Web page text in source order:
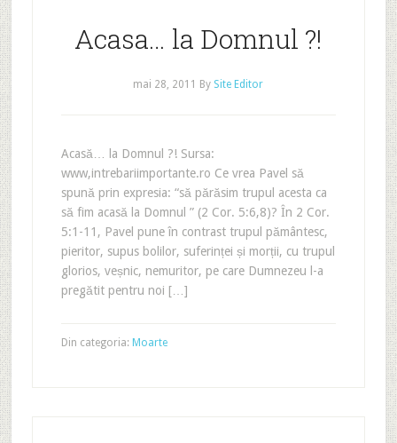
Acasa… la Domnul ?!
mai 28, 2011 By Site Editor
Acasă… la Domnul ?! Sursa:
www,intrebariimportante.ro Ce vrea Pavel să
spună prin expresia: “să părăsim trupul acesta ca
să fim acasă la Domnul ” (2 Cor. 5:6,8)? În 2 Cor.
5:1-11, Pavel pune în contrast trupul pământesc,
pieritor, supus bolilor, suferinței și morții, cu trupul
glorios, veșnic, nemuritor, pe care Dumnezeu l-a
pregătit pentru noi […]
Din categoria: Moarte